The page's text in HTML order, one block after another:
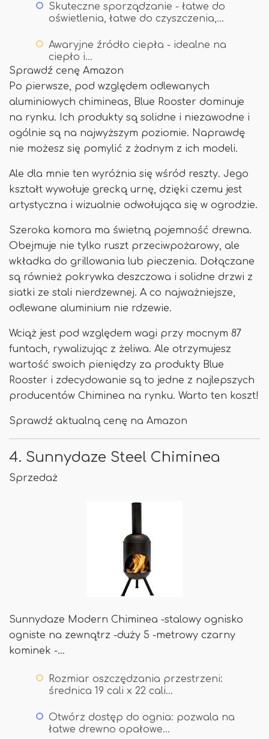
Skuteczne sporządzanie - łatwe do
oświetlenia, łatwe do czyszczenia,…
Awaryjne źródło ciepła - idealne na
ciepło i…
Sprawdź cenę Amazon
Po pierwsze, pod względem odlewanych
aluminiowych chimineas, Blue Rooster dominuje
na rynku. Ich produkty są solidne i niezawodne i
ogólnie są na najwyższym poziomie. Naprawdę
nie możesz się pomylić z żadnym z ich modeli.
Ale dla mnie ten wyróżnia się wśród reszty. Jego
kształt wywołuje grecką urnę, dzięki czemu jest
artystyczna i wizualnie odwołująca się w ogrodzie.
Szeroka komora ma świetną pojemność drewna.
Obejmuje nie tylko ruszt przeciwpożarowy, ale
wkładka do grillowania lub pieczenia. Dołączane
są również pokrywka deszczowa i solidne drzwi z
siatki ze stali nierdzewnej. A co najważniejsze,
odlewane aluminium nie rdzewie.
Wciąż jest pod względem wagi przy mocnym 87
funtach, rywalizując z żeliwa. Ale otrzymujesz
wartość swoich pieniędzy za produkty Blue
Rooster i zdecydowanie są to jedne z najlepszych
producentów Chiminea na rynku. Warto ten koszt!
Sprawdź aktualną cenę na Amazon
4. Sunnydaze Steel Chiminea
Sprzedaż
Sunnydaze Modern Chiminea -stalowy ognisko
ogniste na zewnątrz -duży 5 -metrowy czarny
kominek -…
Rozmiar oszczędzania przestrzeni:
średnica 19 cali x 22 cali…
Otwórz dostęp do ognia: pozwala na
łatwe drewno opałowe…